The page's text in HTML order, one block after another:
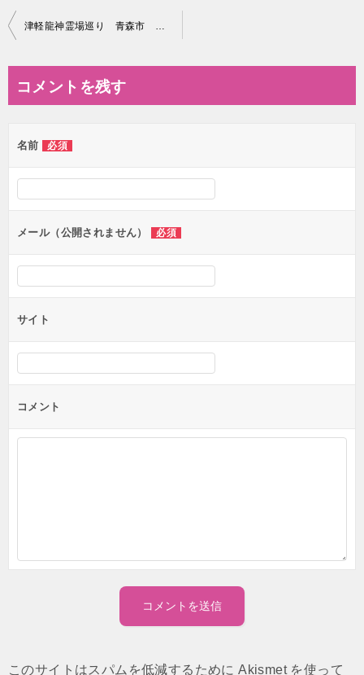
投
ビ
ー
シ
ン
津軽龍神霊場巡り 青森市 昭和大仏青龍寺
コメントを残す
名前 必須
メール（公開されません） 必須
サイト
コメント
このサイトはスパムを低減するために Akismet を使って